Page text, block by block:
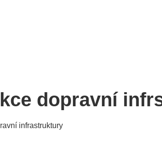
dopravní
infrastruktury